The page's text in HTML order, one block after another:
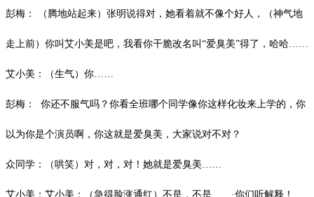
彭梅： （腾地站起来）张明说得对，她看着就不像个好人，（神气地
走上前）你叫艾小美是吧，我看你干脆改名叫“爱臭美”得了，哈哈……
艾小美：（生气）你……
彭梅： 你还不服气吗？你看全班哪个同学像你这样化妆来上学的，你
以为你是个演员啊，你这就是爱臭美，大家说对不对？
众同学：（哄笑）对，对，对！她就是爱臭美……
艾小美：艾小美：（急得脸涨通红）不是，不是……·你们听解释！